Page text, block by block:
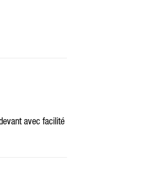
avec facilité